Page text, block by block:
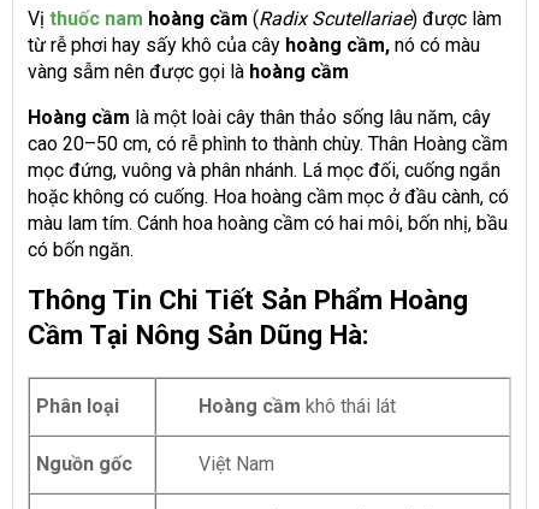
Vị thuốc nam hoàng cầm (Radix Scutellariae) được làm
từ rễ phơi hay sấy khô của cây hoàng cầm, nó có màu
vàng sẫm nên được gọi là hoàng cầm
Hoàng cầm là một loài cây thân thảo sống lâu năm, cây
cao 20–50 cm, có rễ phình to thành chùy. Thân Hoàng cầm
mọc đứng, vuông và phân nhánh. Lá mọc đối, cuống ngắn
hoặc không có cuống. Hoa hoàng cầm mọc ở đầu cành, có
màu lam tím. Cánh hoa hoàng cầm có hai môi, bốn nhị, bầu
có bốn ngăn.
Thông Tin Chi Tiết Sản Phẩm Hoàng
Cầm Tại Nông Sản Dũng Hà:
Phân loại Hoàng cầm khô thái lát
Nguồn gốc Việt Nam